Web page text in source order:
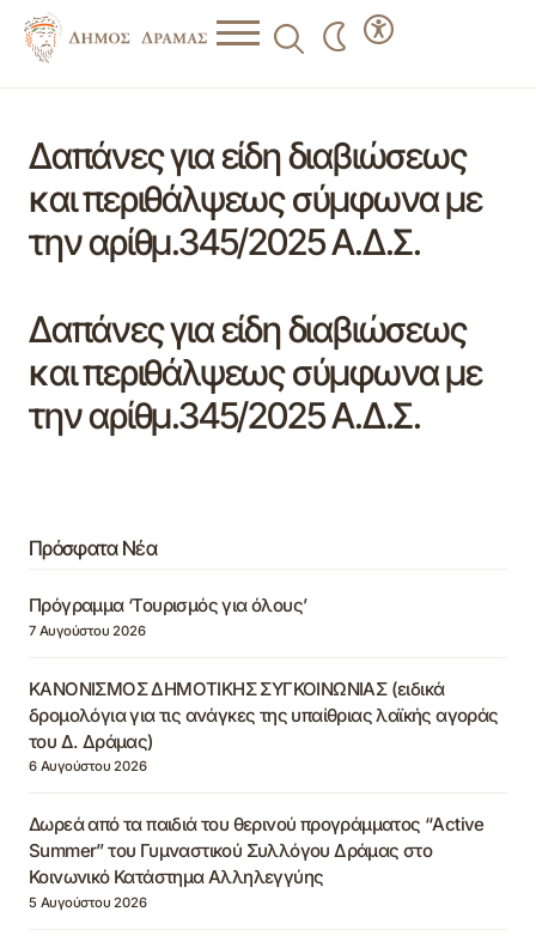
Δαπάνες για είδη διαβιώσεως
και περιθάλψεως σύμφωνα με
την αρίθμ.345/2025 Α.Δ.Σ.
Δαπάνες για είδη διαβιώσεως
και περιθάλψεως σύμφωνα με
την αρίθμ.345/2025 Α.Δ.Σ.
Πρόσφατα Νέα
Πρόγραμμα ‘Τουρισμός για όλους’
7 Αυγούστου 2026
ΚΑΝΟΝΙΣΜΟΣ ΔΗΜΟΤΙΚΗΣ ΣΥΓΚΟΙΝΩΝΙΑΣ (ειδικά
δρομολόγια για τις ανάγκες της υπαίθριας λαϊκής αγοράς
του Δ. Δράμας)
6 Αυγούστου 2026
Δωρεά από τα παιδιά του θερινού προγράμματος “Active
Summer” του Γυμναστικού Συλλόγου Δράμας στο
Κοινωνικό Κατάστημα Αλληλεγγύης
5 Αυγούστου 2026